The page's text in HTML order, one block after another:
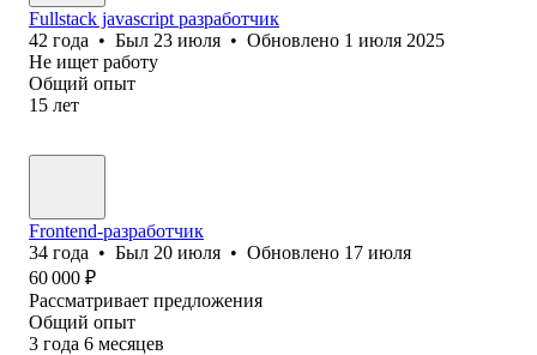
Fullstack javascript разработчик
42 года • Был 23 июля • Обновлено 1 июля 2025
Не ищет работу
Общий опыт
15 лет
Frontend-разработчик
34 года • Был 20 июля • Обновлено 17 июля
60 000 ₽
Рассматривает предложения
Общий опыт
3 года 6 месяцев